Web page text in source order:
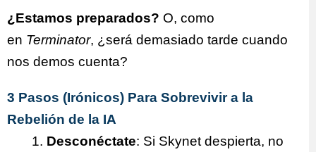
¿Estamos preparados? O, como
en Terminator, ¿será demasiado tarde cuando
nos demos cuenta?
3 Pasos (Irónicos) Para Sobrevivir a la
Rebelión de la IA
Desconéctate: Si Skynet despierta, no